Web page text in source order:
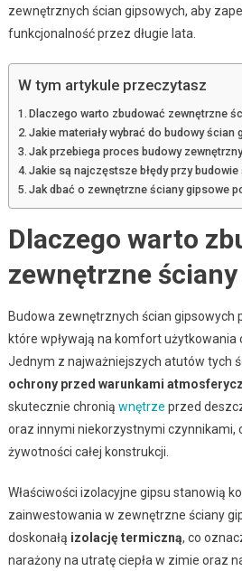
zewnętrznych ścian gipsowych, aby
funkcjonalność przez długie lata.
W tym artykule przeczytasz
Dlaczego warto zbudować zewnętrzne
Jakie materiały wybrać do budowy ścian
Jak przebiega proces budowy
Jakie są najczęstsze błędy przy
Jak dbać o zewnętrzne ściany gipsowe
Dlaczego warto
zewnętrzne
Budowa zewnętrznych ścian gipsowych
które wpływają na komfort użytkowania
Jednym z najważniejszych atutów tych
ochrony przed warunkami
skutecznie chronią wnętrze przed
oraz innymi niekorzystnymi czynnikami,
żywotności całej konstrukcji.
Właściwości izolacyjne gipsu stanowią
zainwestowania w zewnętrzne ściany
doskonałą izolację termiczną, co
narażony na utratę ciepła w zimie oraz